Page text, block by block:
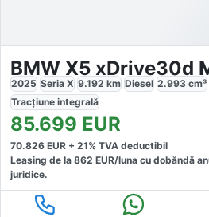
BMW X5 xDrive30d
2025 Seria X 9.192 km Diesel 2.993 cm³
Tracțiune integrală
85.699 EUR
70.826 EUR + 21% TVA deductibil
Leasing de la 862 EUR/luna cu dobăndă
juridice.